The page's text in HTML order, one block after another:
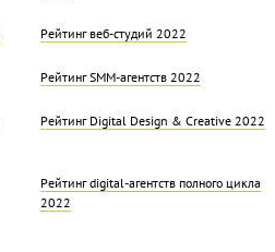
Рейтинг веб-студий 2022
Рейтинг SMM-агентств 2022
Рейтинг Digital Design & Creative 2022
Рейтинг digital-агентств полного цикла
2022